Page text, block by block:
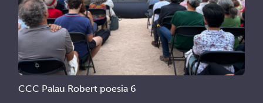
CCC Palau Robert poesia 6